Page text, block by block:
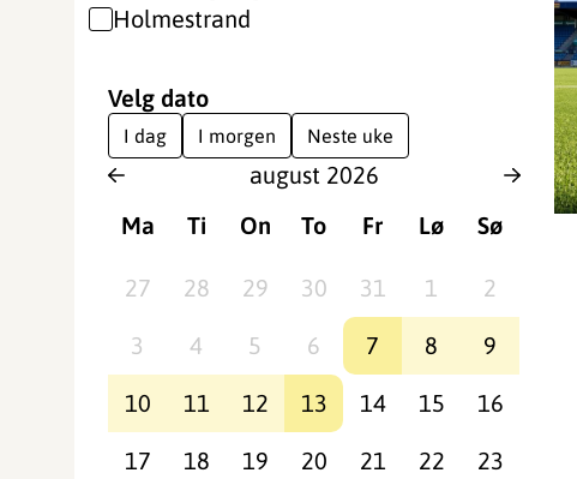
Holmestrand
Velg dato
I dag I morgen Neste uke
august 2026
Ma
Ti On To Fr Lø Sø
27 28 29 30 31 1 2
3 4 5 6 7 8 9
10 11 12 13 14 15 16
17 18 19 20 21 22 23